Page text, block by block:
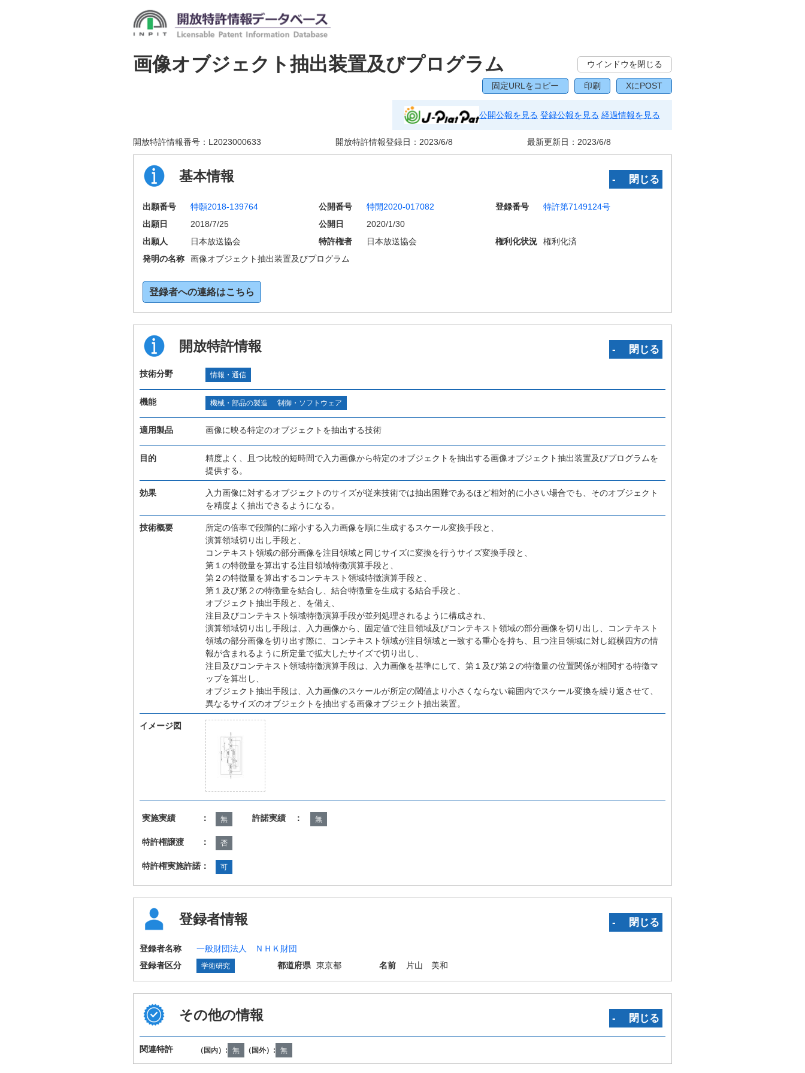
画像オブジェクト抽出装置及びプログラム ウインドウを閉じる
固定URLをコピー 印刷 XにPOST
公開公報を見る 登録公報を見る 経過情報を見る
開放特許情報番号： L2023000633 開放特許情報登録日： 2023/6/8 最新更新日： 2023/6/8
基本情報 ‐ 閉じる
出願番号 特願2018-139764 公開番号 特開2020-017082 登録番号
特許第7149124号
出願日
2018/7/25 公開日
2020/1/30
出願人
日本放送協会 特許権者 日本放送協会 権利化状況
権利化済
発明の名称
画像オブジェクト抽出装置及びプログラム
登録者への連絡はこちら
開放特許情報 ‐ 閉じる
技術分野 情報・通信
機能 機械・部品の製造 制御・ソフトウェア
適用製品 画像に映る特定のオブジェクトを抽出する技術
目的
精度よく、且つ比較的短時間で入力画像から特定のオブジェクトを抽出する画像オブジェクト抽出装置及びプログラムを
提供する。
効果
入力画像に対するオブジェクトのサイズが従来技術では抽出困難であるほど相対的に小さい場合でも、そのオブジェクト
を精度よく抽出できるようになる。
技術概要
所定の倍率で段階的に縮小する入力画像を順に生成するスケール変換手段と、
演算領域切り出し手段と、
コンテキスト領域の部分画像を注目領域と同じサイズに変換を行うサイズ変換手段と、
第１の特徴量を算出する注目領域特徴演算手段と、
第２の特徴量を算出するコンテキスト領域特徴演算手段と、
第１及び第２の特徴量を結合し、結合特徴量を生成する結合手段と、
オブジェクト抽出手段と、を備え、
注目及びコンテキスト領域特徴演算手段が並列処理されるように構成され、
演算領域切り出し手段は、入力画像から、固定値で注目領域及びコンテキスト領域の部分画像を切り出し、コンテキスト
領域の部分画像を切り出す際に、コンテキスト領域が注目領域と一致する重心を持ち、且つ注目領域に対し縦横四方の情
報が含まれるように所定量で拡大したサイズで切り出し、
注目及びコンテキスト領域特徴演算手段は、入力画像を基準にして、第１及び第２の特徴量の位置関係が相関する特徴マ
ップを算出し、
オブジェクト抽出手段は、入力画像のスケールが所定の閾値より小さくならない範囲内でスケール変換を繰り返させて、
異なるサイズのオブジェクトを抽出する画像オブジェクト抽出装置。
イメージ図
実施実績 ： 無 許諾実績 ： 無
特許権譲渡 ： 否
特許権実施許諾： 可
登録者情報 ‐ 閉じる
登録者名称
一般財団法人 ＮＨＫ財団
登録者区分
学術研究 都道府県 東京都 名前 片山 美和
その他の情報 ‐ 閉じる
国際特許分類
（IPC第8版）
G06T7/00